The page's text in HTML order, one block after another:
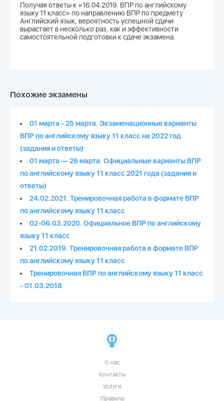
Получая ответы к «16.04.2019. ВПР по английскому
языку 11 класс» по направлению ВПР по предмету
Английский язык, вероятность успешной сдачи
вырастает в несколько раз, как и эффективности
самостоятельной подготовки к сдаче экзамена.
Похожие экзамены
01 марта - 25 марта. Экзаменационные варианты
ВПР по английскому языку 11 класс на 2022 год
(задания и ответы)
01 марта — 26 марта. Официальные варианты ВПР
по английскому языку 11 класс 2021 года (задания и
ответы)
24.02.2021. Тренировочная работа в формате ВПР
по английскому языку 11 класс
02-06.03.2020. Официальное ВПР по английскому
языку 11 класс
21.02.2019. Тренировочная работа в формате ВПР
по английскому языку 11 класс
Тренировочная ВПР по английскому языку 11 класс
- 01.03.2018
О нас
Контакты
Услуги
Правила